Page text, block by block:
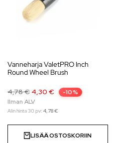
Vanneharja ValetPRO Inch
Round Wheel Brush
4,78€ 4,30 € -10%
Alin hinta 30 pv: 4,78€
LISÄÄ OSTOSKORIIN